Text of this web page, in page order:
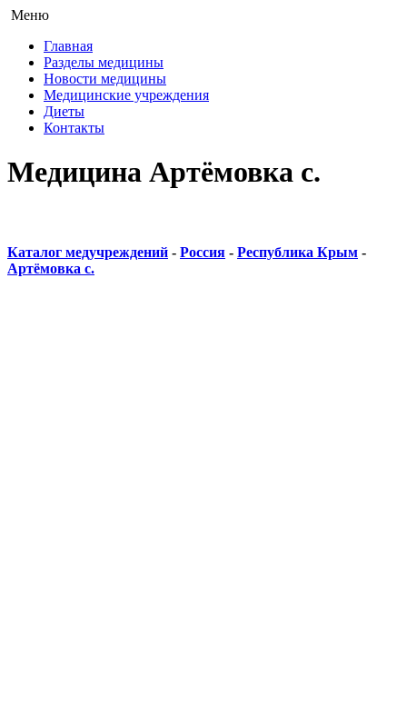
Меню
Главная
Разделы медицины
Новости медицины
Медицинские учреждения
Диеты
Контакты
Медицина Артёмовка с.
Каталог медучреждений - Россия - Республика Крым -
Артёмовка с.